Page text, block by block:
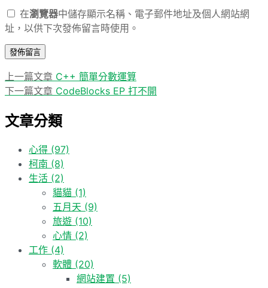
在瀏覽器中儲存顯示名稱、電子郵件地址及個人網站網
址，以供下次發佈留言時使用。
文
章
導
上一篇文章 上
一
文
C++ 簡單分數運算
下一篇文章 下
篇
章:
CodeBlocks EP 打不開
文章分類
心得 (97)
柯南 (8)
生活 (2)
貓貓 (1)
五月天 (9)
旅遊 (10)
心情 (2)
工作 (4)
軟體 (20)
網站建置 (5)